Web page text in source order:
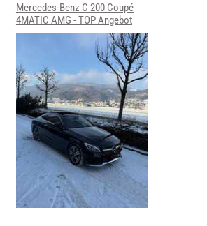
Mercedes-Benz C 200 Coupé
4MATIC AMG - TOP Angebot